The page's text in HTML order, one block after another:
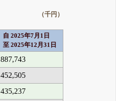
（千円）
自 2025年7月1日
至 2025年12月31日
887,743
452,505
435,237